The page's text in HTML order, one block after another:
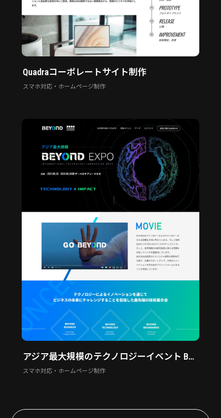
Quadraコーポレートサイト制作
スマホ対応・ホームページ制作
アジア最大規模のテクノロジーイベント BEYOND EXPO
スマホ対応・ホームページ制作